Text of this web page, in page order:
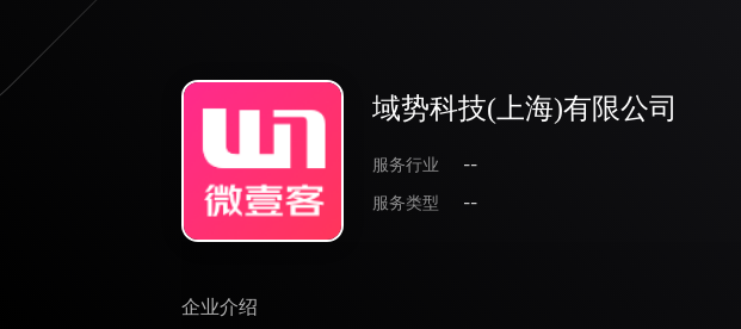
域势科技(上海)有限公司
服务行业
--
服务类型
--
企业介绍